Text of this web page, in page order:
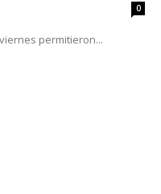
0
permitieron...